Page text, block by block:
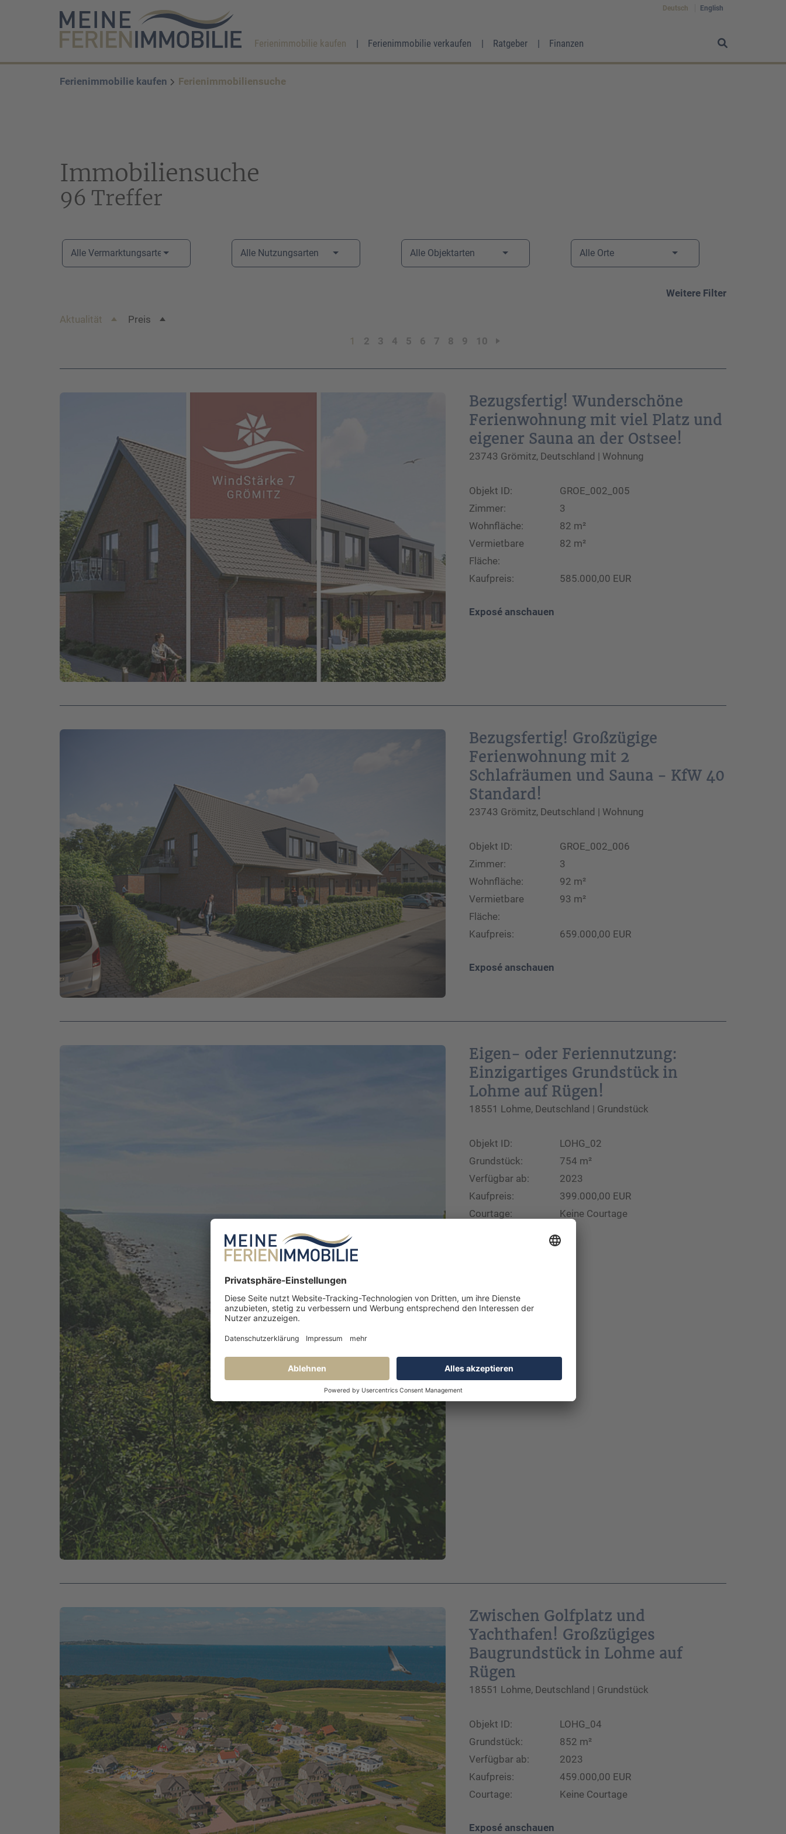
Deutsch English
Ferienimmobilie kaufen Ferienimmobilie verkaufen Ratgeber Finanzen
Bitte beachten Sie unsere Hinweise zum Datenschutz.
gelesen.*
Ferienimmobilie kaufen Ferienimmobiliensuche
Immobiliensuche
96 Treffer
Alle Vermarktungsarten Alle Nutzungsarten Alle Objektarten Alle Orte
Weitere Filter
Aktualität
Preis
1
2 3 4 5 6 7 8 9 10
Bezugsfertig! Wunderschöne
Ferienwohnung mit viel Platz und
eigener Sauna an der Ostsee!
23743 Grömitz, Deutschland | Wohnung
Objekt ID:
GROE_002_005
Zimmer:
3
Wohnfläche:
82 m²
Vermietbare
Fläche:
82 m²
Kaufpreis: 585.000,00 EUR
Exposé anschauen
Bezugsfertig! Großzügige
Ferienwohnung mit 2
Schlafräumen und Sauna - KfW 40
Standard!
23743 Grömitz, Deutschland | Wohnung
Objekt ID:
GROE_002_006
Zimmer:
3
Wohnfläche:
92 m²
Vermietbare
Fläche:
93 m²
Kaufpreis: 659.000,00 EUR
Exposé anschauen
Eigen- oder Feriennutzung:
Einzigartiges Grundstück in
Lohme auf Rügen!
18551 Lohme, Deutschland | Grundstück
Objekt ID:
LOHG_02
Grundstück:
754 m²
Verfügbar ab:
2023
Kaufpreis:
399.000,00 EUR
Courtage:
Keine Courtage
Exposé anschauen
Zwischen Golfplatz und
Yachthafen! Großzügiges
Baugrundstück in Lohme auf
Rügen
18551 Lohme, Deutschland | Grundstück
Objekt ID:
LOHG_04
Grundstück:
852 m²
Verfügbar ab:
2023
Kaufpreis:
459.000,00 EUR
Courtage:
Keine Courtage
Exposé anschauen